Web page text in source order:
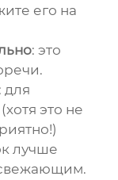
его на
: это
: для
это не
лучше